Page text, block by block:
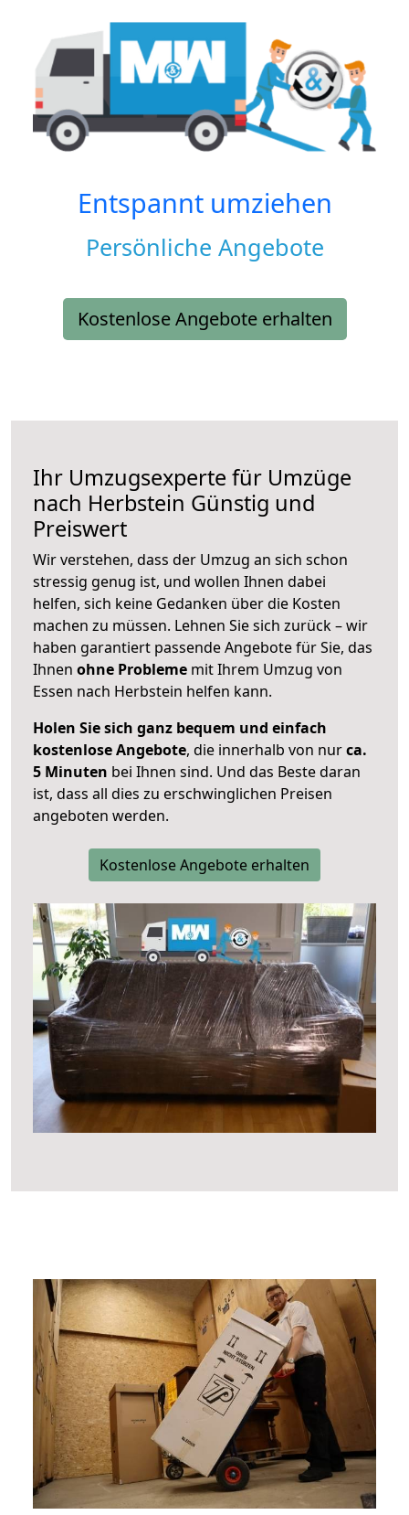
Entspannt umziehen
Persönliche Angebote
Kostenlose Angebote erhalten
Ihr Umzugsexperte für Umzüge
nach Herbstein Günstig und
Preiswert
Wir verstehen, dass der Umzug an sich schon
stressig genug ist, und wollen Ihnen dabei
helfen, sich keine Gedanken über die Kosten
machen zu müssen. Lehnen Sie sich zurück – wir
haben garantiert passende Angebote für Sie, das
Ihnen ohne Probleme mit Ihrem Umzug von
Essen nach Herbstein helfen kann.
Holen Sie sich ganz bequem und einfach
kostenlose Angebote, die innerhalb von nurca.
5 Minuten bei Ihnen sind. Und das Beste daran
ist, dass all dies zu erschwinglichen Preisen
angeboten werden.
Kostenlose Angebote erhalten